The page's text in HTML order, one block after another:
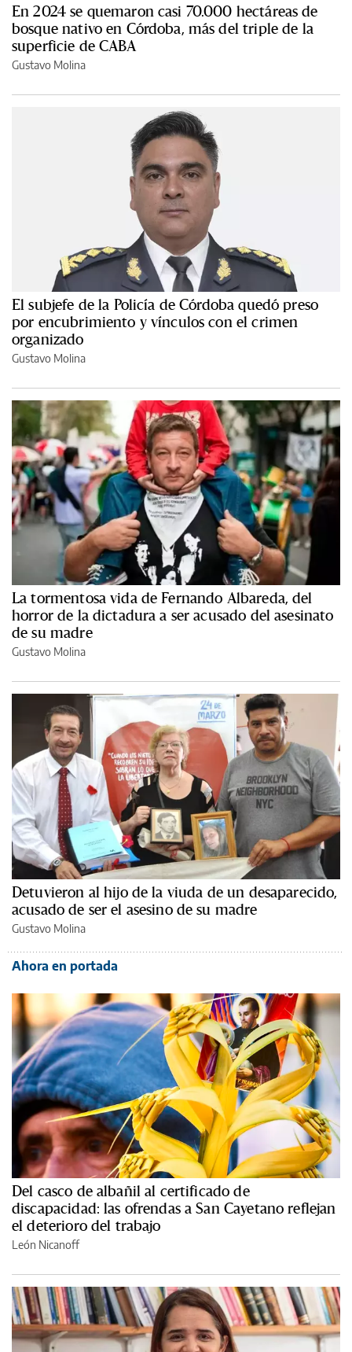
En 2024 se quemaron casi 70.000 hectáreas de
bosque nativo en Córdoba, más del triple de la
superficie de CABA
Gustavo Molina
El subjefe de la Policía de Córdoba quedó preso
por encubrimiento y vínculos con el crimen
organizado
Gustavo Molina
La tormentosa vida de Fernando Albareda, del
horror de la dictadura a ser acusado del asesinato
de su madre
Gustavo Molina
Detuvieron al hijo de la viuda de un desaparecido,
acusado de ser el asesino de su madre
Gustavo Molina
Ahora en portada
Del casco de albañil al certificado de
discapacidad: las ofrendas a San Cayetano reflejan
el deterioro del trabajo
León Nicanoff